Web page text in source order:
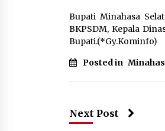
Bupati Minahasa
BKPSDM, Kepala
Bupati.(*Gy.Kominfo)
Posted in
Next Post